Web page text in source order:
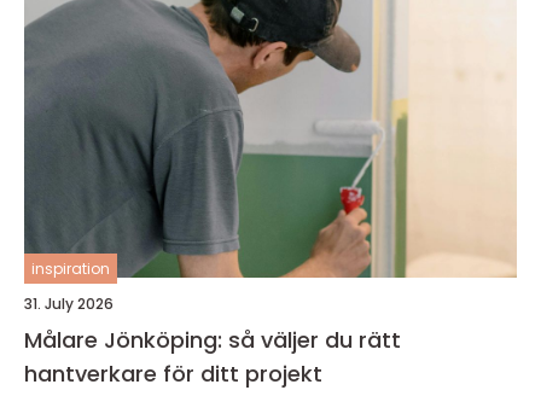
inspiration
31. July 2026
Målare Jönköping: så väljer du rätt
hantverkare för ditt projekt